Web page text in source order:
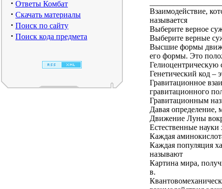
· Ответы Комбат
· Скачать материалы
· Поиск по сайту
· Поиск кода предмета
Взаимодействие,
называется
Выберите верное
Выберите верные
Высшие формы
его формы. Это
Гелиоцентрическую
Генетический код –
Гравитационное
гравитационного
Гравитационным
Давая определение,
Движение Луны
Естественные науки
Каждая
Каждая популяция
называют
Картина мира,
в.